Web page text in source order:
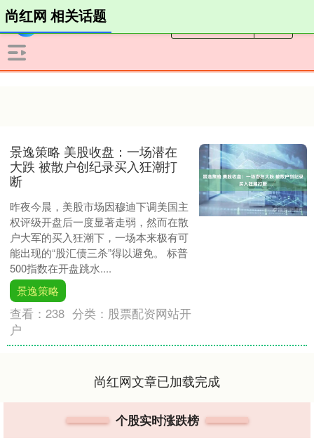
尚红网 相关话题
景逸策略 美股收盘：一场潜在
大跌 被散户创纪录买入狂潮打
断
昨夜今晨，美股市场因穆迪下调美国主
权评级开盘后一度显著走弱，然而在散
户大军的买入狂潮下，一场本来极有可
能出现的“股汇债三杀”得以避免。 标普
500指数在开盘跳水....
景逸策略
查看：238 分类： 股票配资网站开
户
尚红网文章已加载完成
个股实时涨跌榜